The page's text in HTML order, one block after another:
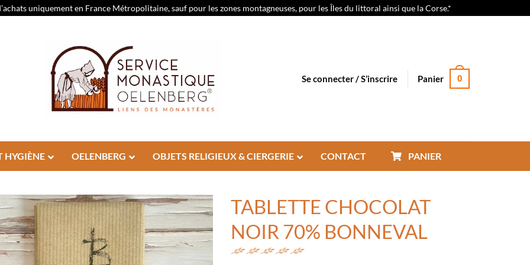
uniquement en France Métropolitaine, sauf pour les zones montagneuses, pour les Îles du littoral ainsi que la Corse.*
Se connecter / S’inscrire Panier 0
HYGIÈNE OELENBERG OBJETS RELIGIEUX & CIERGERIE CONTACT PANIER
TABLETTE CHOCOLAT
NOIR 70% BONNEVAL